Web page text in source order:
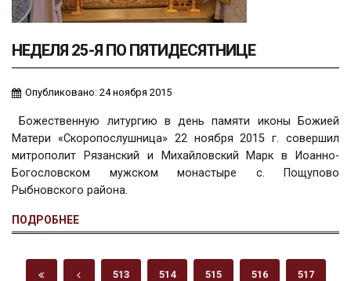
НЕДЕЛЯ 25-Я ПО ПЯТИДЕСЯТНИЦЕ
Опубликовано: 24 ноября 2015
Божественную литургию в день памяти иконы Божией
Матери «Скоропослушница» 22 ноября 2015 г. совершил
митрополит Рязанский и Михайловский Марк в Иоанно-
Богословском мужском монастыре с. Пощупово
Рыбновского района.
ПОДРОБНЕЕ
513 514 515 516 517